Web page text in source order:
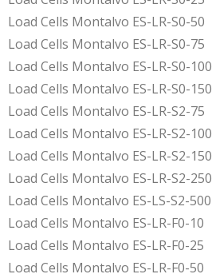
Load Cells Montalvo ES-LR-S0-50
Load Cells Montalvo ES-LR-S0-75
Load Cells Montalvo ES-LR-S0-100
Load Cells Montalvo ES-LR-S0-150
Load Cells Montalvo ES-LR-S2-75
Load Cells Montalvo ES-LR-S2-100
Load Cells Montalvo ES-LR-S2-150
Load Cells Montalvo ES-LR-S2-250
Load Cells Montalvo ES-LS-S2-500
Load Cells Montalvo ES-LR-F0-10
Load Cells Montalvo ES-LR-F0-25
Load Cells Montalvo ES-LR-F0-50